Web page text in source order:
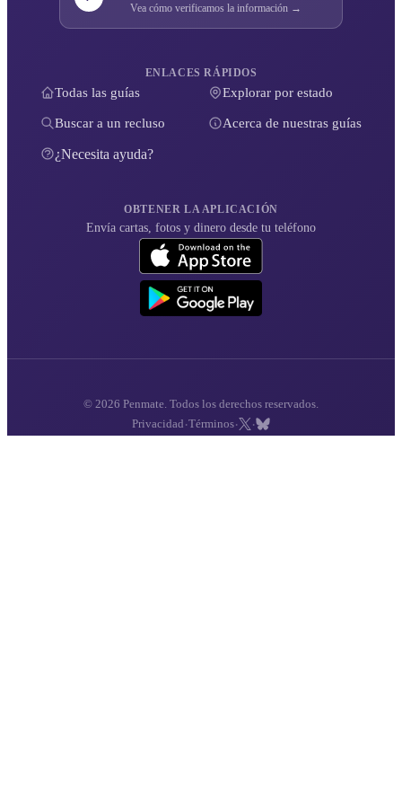
Vea cómo verificamos la información →
ENLACES RÁPIDOS
Todas las guías Explorar por estado
Buscar a un recluso Acerca de nuestras guías
¿Necesita ayuda?
OBTENER LA APLICACIÓN
Envía cartas, fotos y dinero desde tu teléfono
© 2026 Penmate. Todos los derechos reservados.
Privacidad ·Términos· ·